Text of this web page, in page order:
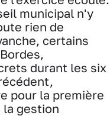
municipal n'y
rien de
certains
durant les six
pour la première
la gestion